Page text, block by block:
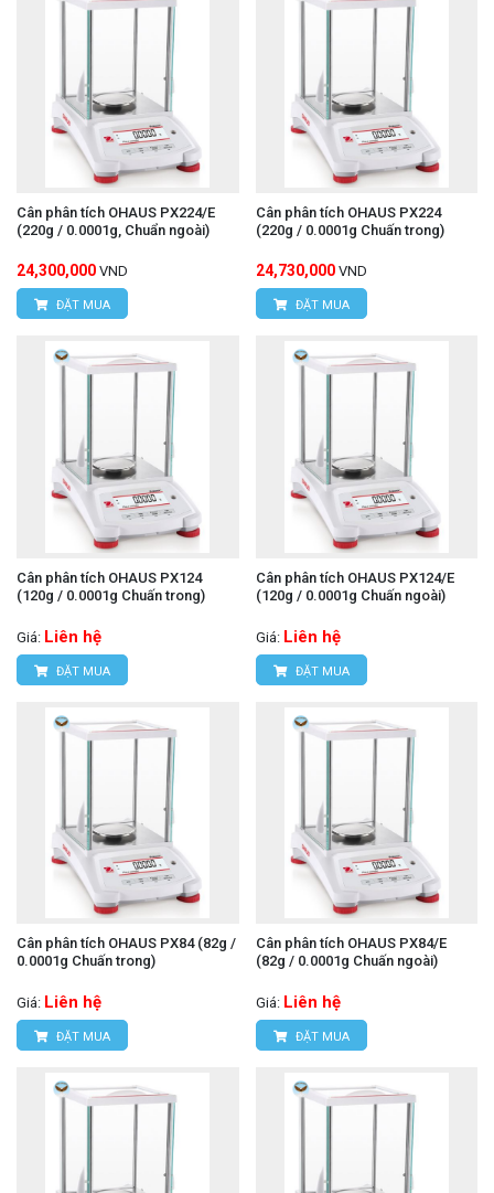
Cân phân tích OHAUS PX224/E
(220g / 0.0001g, Chuẩn ngoài)
24,300,000 VND
ĐẶT MUA
Cân phân tích OHAUS PX224
(220g / 0.0001g Chuấn trong)
24,730,000 VND
ĐẶT MUA
Cân phân tích OHAUS PX124
(120g / 0.0001g Chuấn trong)
Giá: Liên hệ
ĐẶT MUA
Cân phân tích OHAUS PX124/E
(120g / 0.0001g Chuấn ngoài)
Giá: Liên hệ
ĐẶT MUA
Cân phân tích OHAUS PX84 (82g /
0.0001g Chuấn trong)
Giá: Liên hệ
ĐẶT MUA
Cân phân tích OHAUS PX84/E
(82g / 0.0001g Chuấn ngoài)
Giá: Liên hệ
ĐẶT MUA